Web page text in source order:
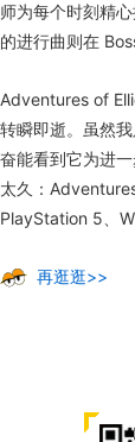
师为每个时刻精
的进行曲则在
Adventures of
转瞬即逝。虽然
奋能看到它为进
太久：
PlayStation 5、
再逛逛>>